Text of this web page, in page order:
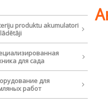
produktu akumulatori
для сада
для
работ